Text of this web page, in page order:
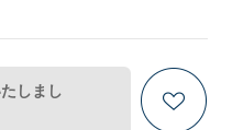
しまし